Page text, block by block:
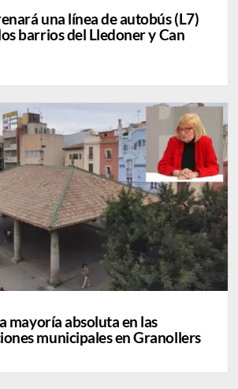
una línea de autobús (L7)
barrios del Lledoner y Can
mayoría absoluta en las
municipales en Granollers